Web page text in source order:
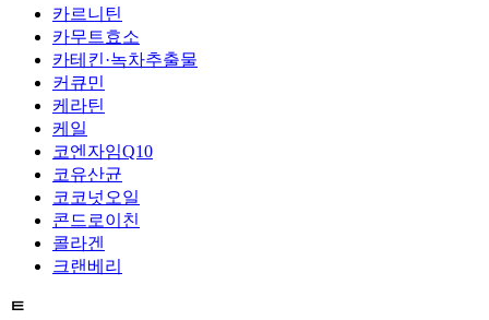
카르니틴
카무트효소
카테킨·녹차추출물
커큐민
케라틴
케일
코엔자임Q10
코유산균
코코넛오일
콘드로이친
콜라겐
크랜베리
ㅌ